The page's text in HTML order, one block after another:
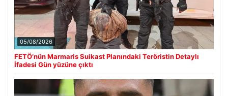
05/08/2026
FETÖ’nün Marmaris Suikast Planındaki Teröristin Detaylı
İfadesi Gün yüzüne çıktı